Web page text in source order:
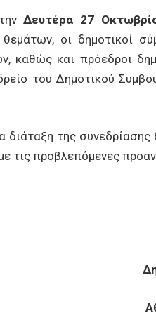
Δευτέρα 27
οι δημοτικοί
καθώς και πρόεδροι
του Δημοτικού
διάταξη της
τις προβλεπόμενες